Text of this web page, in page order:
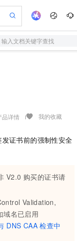
输入文档关键字查找
品详情 我的收藏
证书前的强制性安全
V2.0 购买的证书请
Validation,
域名已启用
DNS CAA 检查中
I2V
文戏情感细腻自然，动作戏激烈拳拳到肉，实现更强表演能力
全托管，含MySQL、PostgreSQL、SQL Server、MariaDB多引擎
体编程平台
100%兼容MySQL、PostgreSQL，兼容Oracle，支持集中和分布式
络安全防护产品
V4-Pro
属 QwenPaw HOT
从聊天伙伴进化为能主动干活的本地数字员工
以可视化方式快速构建移动和 PC 门户网站
作，一键激活电商全链路生
，高效打造优质广告素材
忧落地极速上线
，剧本、分镜、视频高效生
划